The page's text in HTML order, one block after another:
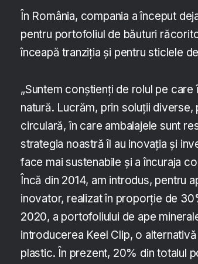
În România, compania a început
pentru portofoliul de băuturi
înceapă tranziția și pentru sticlele
„Suntem conștienți de rolul pe
natură. Lucrăm, prin soluții
circulară, în care ambalajele sunt
strategia noastră îl au inovația și
face mai sustenabile și a încuraja
Încă din 2014, am introdus, pentru
inovator, realizat în proporție de
2020, a portofoliului de ape
introducerea Keel Clip, o
plastic. În prezent, 20% din totalul